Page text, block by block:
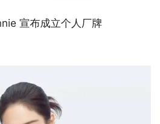
宣布成立个人厂牌